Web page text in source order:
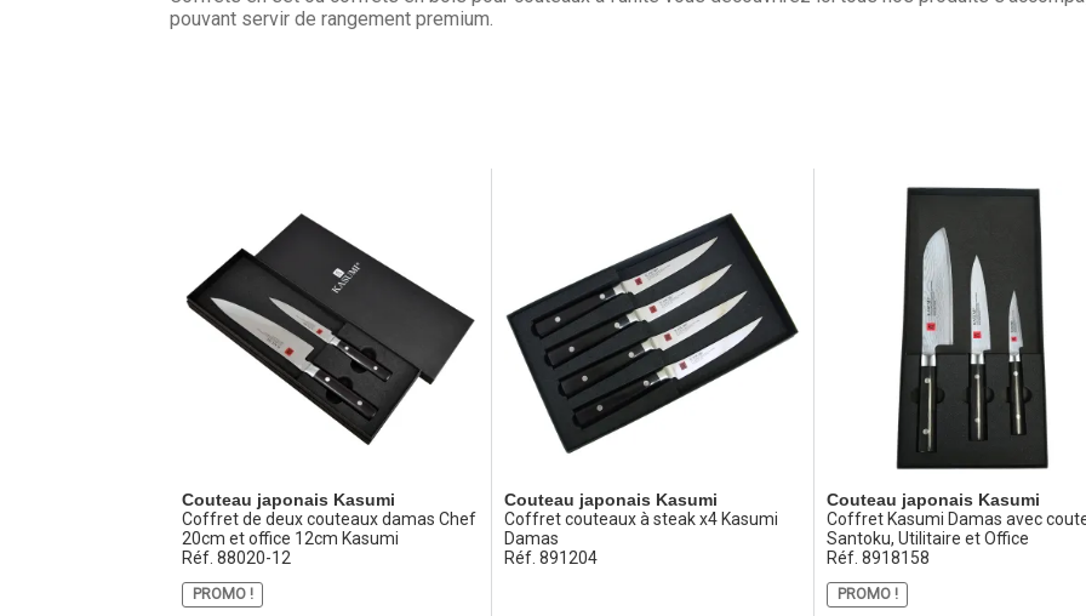
pouvant servir de rangement premium.
Couteau japonais Kasumi
Coffret de deux couteaux damas Chef
20cm et office 12cm Kasumi
Réf. 88020-12
PROMO !
Couteau japonais Kasumi
Coffret couteaux à steak x4 Kasumi
Damas
Réf. 891204
Couteau japonais Kasumi
Coffret Kasumi Damas avec
Santoku, Utilitaire et Office
Réf. 8918158
PROMO !